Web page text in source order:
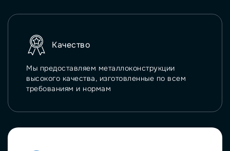
Качество
Мы предоставляем металлоконструкции
высокого качества, изготовленные по всем
требованиям и нормам